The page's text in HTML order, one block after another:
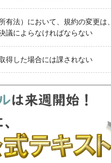
有法）において、規約の変更は
議によらなければならない
得した場合には課されない